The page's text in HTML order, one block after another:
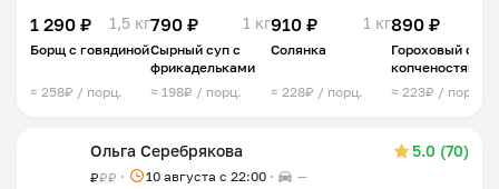
1 290 ₽ 1,5 кг
Борщ с говядиной
≈ 258₽ / порц.
790 ₽ 1 кг
Сырный суп с
фрикадельками
≈ 198₽ / порц.
910 ₽ 1 кг
Солянка
≈ 228₽ / порц.
890 ₽
Гороховый суп с
копченостями
≈ 223₽ / порц.
Ольга Серебрякова 5.0 (70)
₽₽₽ 10 августа с 22:00 —